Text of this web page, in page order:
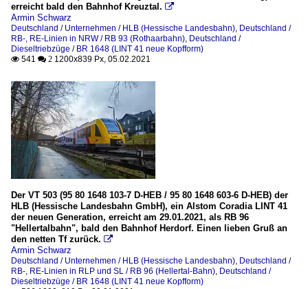
erreicht bald den Bahnhof Kreuztal. 
Armin Schwarz
Deutschland / Unternehmen / HLB (Hessische Landesbahn), Deutschland /
RB-, RE-Linien in NRW / RB 93 (Rothaarbahn), Deutschland /
Dieseltriebzüge / BR 1648 (LINT 41 neue Kopfform)
 541  2 1200x839 Px, 05.02.2021
Der VT 503 (95 80 1648 103-7 D-HEB / 95 80 1648 603-6 D-HEB) der
HLB (Hessische Landesbahn GmbH), ein Alstom Coradia LINT 41
der neuen Generation, erreicht am 29.01.2021, als RB 96
"Hellertalbahn", bald den Bahnhof Herdorf. Einen lieben Gruß an
den netten Tf zurück. 
Armin Schwarz
Deutschland / Unternehmen / HLB (Hessische Landesbahn), Deutschland /
RB-, RE-Linien in RLP und SL / RB 96 (Hellertal-Bahn), Deutschland /
Dieseltriebzüge / BR 1648 (LINT 41 neue Kopfform)